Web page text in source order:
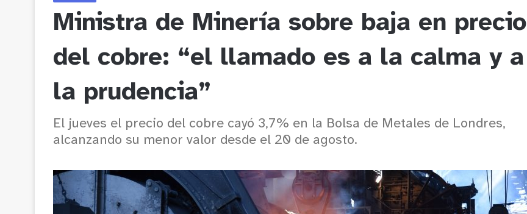
Ministra de Minería sobre baja en precio
del cobre: “el llamado es a la calma y a
la prudencia”
El jueves el precio del cobre cayó 3,7% en la Bolsa de Metales de Londres,
alcanzando su menor valor desde el 20 de agosto.